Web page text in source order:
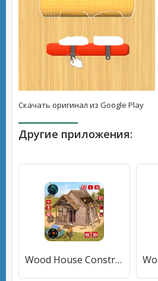
Скачать оригинал из Google Play
Другие приложения:
Wood House Construction Game [МОД Много денег] APK Android